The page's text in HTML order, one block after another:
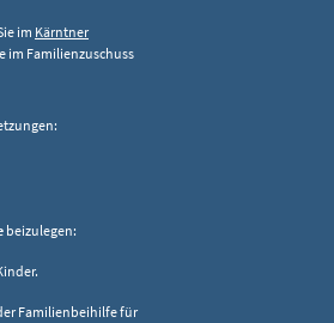
im Kärntner
im Familienzuschuss
beizulegen:
Familienbeihilfe für